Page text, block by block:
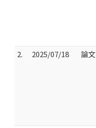
2.
2025/07/18 論文